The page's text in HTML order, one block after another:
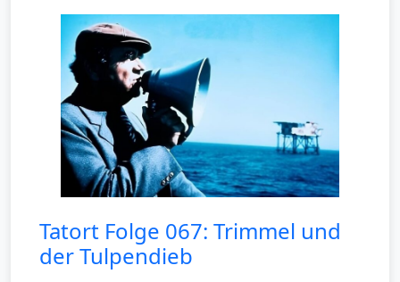
Tatort Folge 067: Trimmel und
der Tulpendieb